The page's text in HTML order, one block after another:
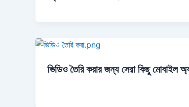
ভিডিও তৈরি করার জন্য সেরা কিছু মোবাইল